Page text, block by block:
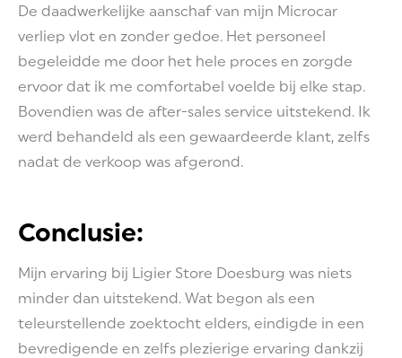
De daadwerkelijke aanschaf van mijn Microcar
verliep vlot en zonder gedoe. Het personeel
begeleidde me door het hele proces en zorgde
ervoor dat ik me comfortabel voelde bij elke stap.
Bovendien was de after-sales service uitstekend. Ik
werd behandeld als een gewaardeerde klant, zelfs
nadat de verkoop was afgerond.
Conclusie:
Mijn ervaring bij Ligier Store Doesburg was niets
minder dan uitstekend. Wat begon als een
teleurstellende zoektocht elders, eindigde in een
bevredigende en zelfs plezierige ervaring dankzij